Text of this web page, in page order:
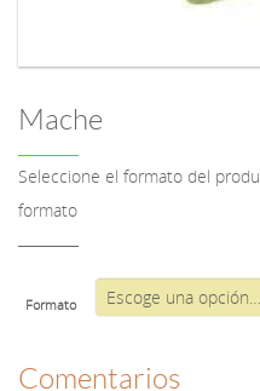
Mache
Seleccione el formato del
formato
Formato
Comentarios